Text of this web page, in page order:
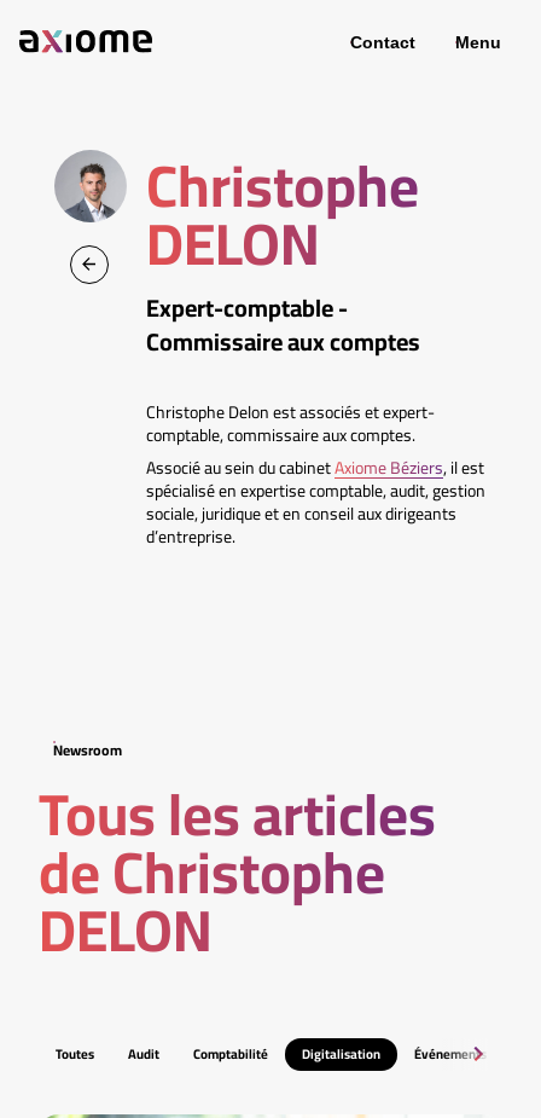
Contact Menu
Christophe
DELON
Expert-comptable -
Commissaire aux comptes
Christophe Delon est associés et expert-
comptable, commissaire aux comptes.
Associé au sein du cabinetAxiome Béziers, il est
spécialisé en expertise comptable, audit, gestion
sociale, juridique et en conseil aux dirigeants
d’entreprise.
Newsroom
Tous les articles
de Christophe
DELON
Toutes Audit Comptabilité Digitalisation Événements